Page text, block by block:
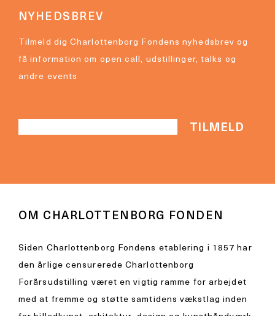
NYHEDSBREV
Tilmeld dig Charlottenborg Fondens nyhedsbrev og
få information om open call, udstillinger, talks og
andre events
OM CHARLOTTENBORG FONDEN
Siden Charlottenborg Fondens etablering i 1857 har
den årlige censurerede Charlottenborg
Forårsudstilling været en vigtig ramme for arbejdet
med at fremme og støtte samtidens vækstlag inden